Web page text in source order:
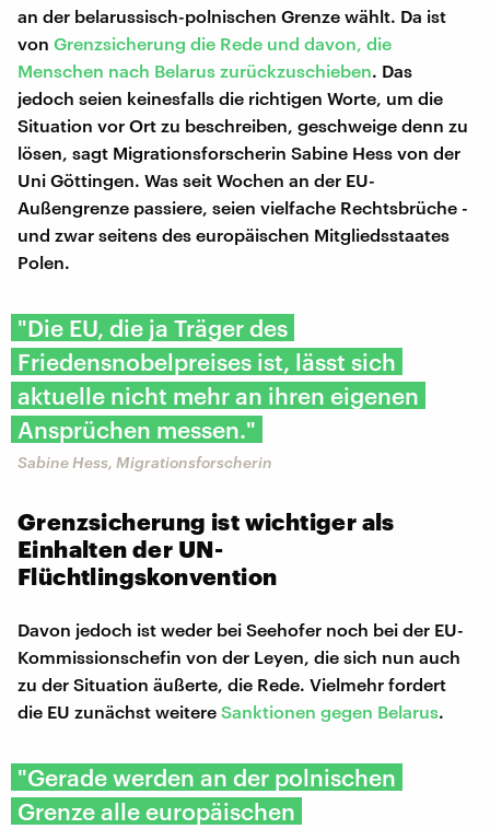
an der belarussisch-polnischen Grenze wählt. Da ist
von Grenzsicherung die Rede und davon, die
Menschen nach Belarus zurückzuschieben. Das
jedoch seien keinesfalls die richtigen Worte, um die
Situation vor Ort zu beschreiben, geschweige denn zu
lösen, sagt Migrationsforscherin Sabine Hess von der
Uni Göttingen. Was seit Wochen an der EU-
Außengrenze passiere, seien vielfache Rechtsbrüche -
und zwar seitens des europäischen Mitgliedsstaates
Polen.
"Die EU, die ja Träger des
Friedensnobelpreises ist, lässt sich
aktuelle nicht mehr an ihren eigenen
Ansprüchen messen."
Sabine Hess, Migrationsforscherin
Grenzsicherung ist wichtiger als
Einhalten der UN-
Flüchtlingskonvention
Davon jedoch ist weder bei Seehofer noch bei der EU-
Kommissionschefin von der Leyen, die sich nun auch
zu der Situation äußerte, die Rede. Vielmehr fordert
die EU zunächst weitere Sanktionen gegen Belarus.
"Gerade werden an der polnischen
Grenze alle europäischen